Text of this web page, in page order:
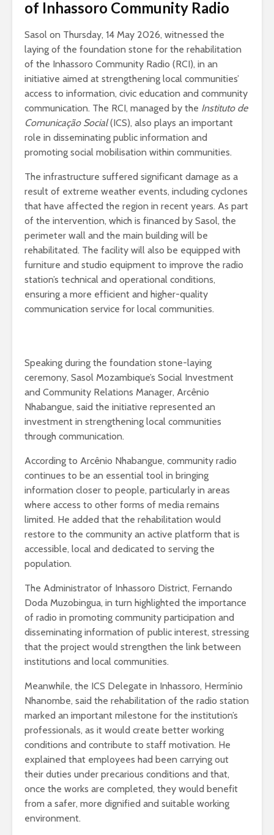
of Inhassoro Community Radio
Sasol on Thursday, 14 May 2026, witnessed the
laying of the foundation stone for the rehabilitation
of the Inhassoro Community Radio (RCI), in an
initiative aimed at strengthening local communities’
access to information, civic education and community
communication. The RCI, managed by the Instituto de
Comunicação Social(ICS), also plays an important
role in disseminating public information and
promoting social mobilisation within communities.
The infrastructure suffered significant damage as a
result of extreme weather events, including cyclones
that have affected the region in recent years. As part
of the intervention, which is financed by Sasol, the
perimeter wall and the main building will be
rehabilitated. The facility will also be equipped with
furniture and studio equipment to improve the radio
station’s technical and operational conditions,
ensuring a more efficient and higher-quality
communication service for local communities.
Speaking during the foundation stone-laying
ceremony, Sasol Mozambique’s Social Investment
and Community Relations Manager, Arcênio
Nhabangue, said the initiative represented an
investment in strengthening local communities
through communication.
According to Arcênio Nhabangue, community radio
continues to be an essential tool in bringing
information closer to people, particularly in areas
where access to other forms of media remains
limited. He added that the rehabilitation would
restore to the community an active platform that is
accessible, local and dedicated to serving the
population.
The Administrator of Inhassoro District, Fernando
Doda Muzobingua, in turn highlighted the importance
of radio in promoting community participation and
disseminating information of public interest, stressing
that the project would strengthen the link between
institutions and local communities.
Meanwhile, the ICS Delegate in Inhassoro, Hermínio
Nhanombe, said the rehabilitation of the radio station
marked an important milestone for the institution’s
professionals, as it would create better working
conditions and contribute to staff motivation. He
explained that employees had been carrying out
their duties under precarious conditions and that,
once the works are completed, they would benefit
from a safer, more dignified and suitable working
environment.